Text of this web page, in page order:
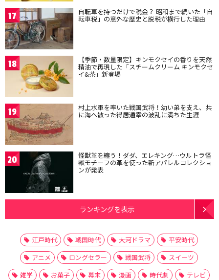
17 自転車を持つだけで税金？ 昭和まで続いた「自
転車税」の意外な歴史と脱税が横行した理由
18 【季節・数量限定】キンモクセイの香りを天然
精油で再現した「スチームクリーム キンモクセ
イ&茶」新登場
19 村上水軍を率いた戦国武将！幼い弟を支え、共
に海へ散った得居通幸の波乱に満ちた生涯
20 怪獣革を纏う！ダダ、エレキング…ウルトラ怪
獣モチーフの革を使った新アパレルコレクショ
ンが発表
ランキングを表示
江戸時代 戦国時代 大河ドラマ
平安時代
アニメ
ロングセラー 戦国武将
スイーツ
雑学
お菓子 幕末 漫画 時代劇
テレビ